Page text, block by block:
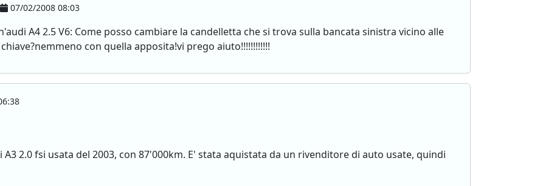
07/02/2008 08:03
A4 2.5 V6: Come posso cambiare la candelletta che si trova sulla bancata sinistra vicino alle
con quella apposita!vi prego aiuto!!!!!!!!!!!!
2.0 fsi usata del 2003, con 87'000km. E' stata aquistata da un rivenditore di auto usate, quindi